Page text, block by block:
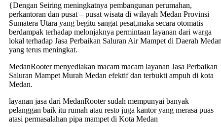
{Dengan Seiring meningkatnya pembangunan perumahan,
perkantoran dan pusat – pusat wisata di wilayah Medan Provinsi
Sumatera Utara yang begitu sangat pesat,maka secara otomatis
berdampak terhadap melonjaknya permintaan layanan dari warga
lokal terhadap Jasa Perbaikan Saluran Air Mampet di Daerah
yang terus meningkat.
MedanRooter menyediakan macam macam layanan Jasa Perbaikan
Saluran Mampet Murah Medan efektif dan terbukti ampuh di kota
Medan.
layanan jasa dari MedanRooter sudah mempunyai banyak
pelanggan baik itu rumah atau resto juga kantor yang merasa puas
atasi permasalahan pipa mampet di Kota Medan